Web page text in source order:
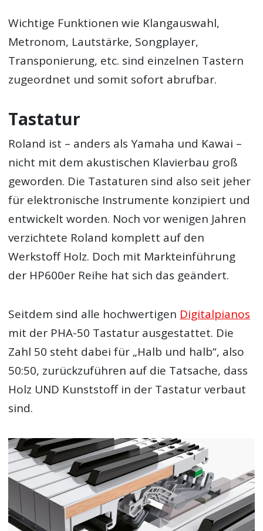
Wichtige Funktionen wie Klangauswahl,
Metronom, Lautstärke, Songplayer,
Transponierung, etc. sind einzelnen Tastern
zugeordnet und somit sofort abrufbar.
Tastatur
Roland ist – anders als Yamaha und Kawai –
nicht mit dem akustischen Klavierbau groß
geworden. Die Tastaturen sind also seit jeher
für elektronische Instrumente konzipiert und
entwickelt worden. Noch vor wenigen Jahren
verzichtete Roland komplett auf den
Werkstoff Holz. Doch mit Markteinführung
der HP600er Reihe hat sich das geändert.
Seitdem sind alle hochwertigen Digitalpianos
mit der PHA-50 Tastatur ausgestattet. Die
Zahl 50 steht dabei für „Halb und halb“, also
50:50, zurückzuführen auf die Tatsache, dass
Holz UND Kunststoff in der Tastatur verbaut
sind.